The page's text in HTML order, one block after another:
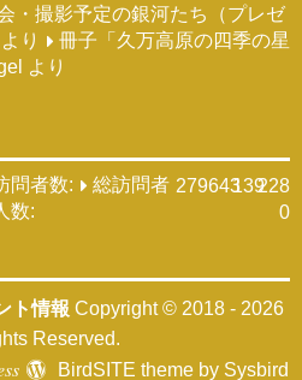
・撮影予定の銀河たち（プレゼ
より
冊子「久万高原の四季の星
より
228
139
問者数: 279643
総訪問者
0
数:
ト情報 Copyright © 2018 - 2026
Reserved.
BirdSITE theme by Sysbird